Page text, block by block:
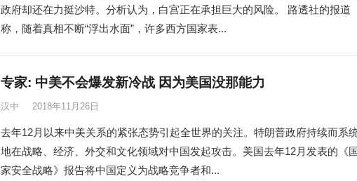
政府却还在力挺沙特。分析认为，白宫正在承担巨大的风险。 路透社的报道
称，随着真相不断“浮出水面”，许多西方国家表...
专家: 中美不会爆发新冷战 因为美国没那能力
汉中 2018年11月26日
去年12月以来中美关系的紧张态势引起全世界的关注。特朗普政府持续而系
地在战略、经济、外交和文化领域对中国发起攻击。美国去年12月发表的《
家安全战略》报告将中国定义为战略竞争者和...